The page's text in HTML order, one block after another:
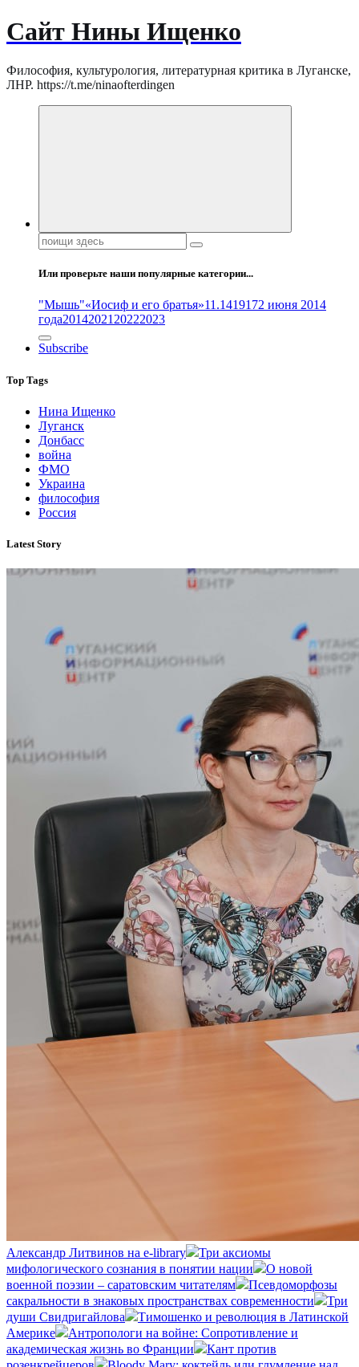
Сайт Нины Ищенко
Философия, культурология, литературная критика в Луганске,
ЛНР. https://t.me/ninaofterdingen
Поиск:
Или проверьте наши популярные категории...
"Мышь"«Иосиф и его братья»11.1419172 июня 2014
года2014202120222023
Subscribe
Top Tags
Нина Ищенко
Луганск
Донбасс
война
ФМО
Украина
философия
Россия
Latest Story
Александр Литвинов на e-library
Три аксиомы
мифологического сознания в понятии нации
О новой
военной поэзии – саратовским читателям
Псевдоморфозы
сакральности в знаковых пространствах современности
Три
души Свидригайлова
Тимошенко и революция в Латинской
Америке
Антропологи на войне: Сопротивление и
академическая жизнь во Франции
Кант против